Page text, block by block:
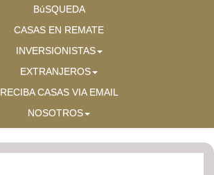
BúSQUEDA
CASAS EN REMATE
INVERSIONISTAS
EXTRANJEROS
RECIBA CASAS VIA EMAIL
NOSOTROS